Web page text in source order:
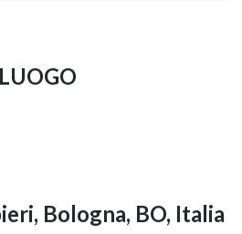
LUOGO
Bologna, BO, Italia